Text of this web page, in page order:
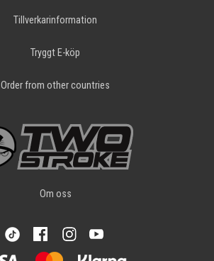
Tillverkarinformation
Tryggt E-köp
Order from other countries
Om oss